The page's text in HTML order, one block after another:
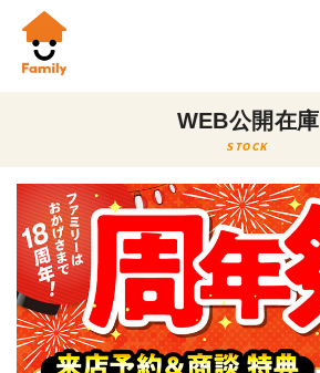
WEB公開在庫
STOCK